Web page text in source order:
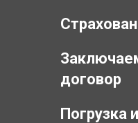
договор
Погрузка